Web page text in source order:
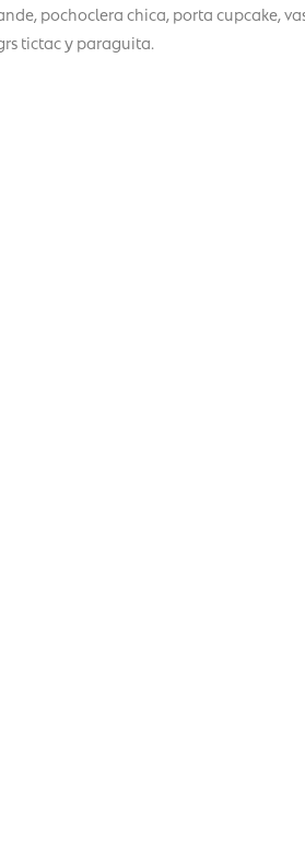
pochoclera chica, porta cupcake,
tictac y paraguita.